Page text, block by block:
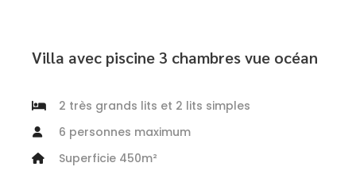
Villa avec piscine 3 chambres vue océan
2 très grands lits et 2 lits simples
6 personnes maximum
Superficie 450m²